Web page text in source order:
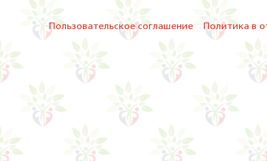
Пользовательское соглашение Политика в